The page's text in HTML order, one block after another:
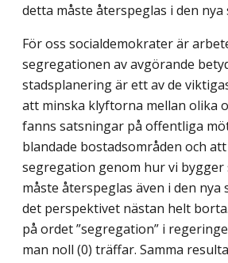
detta måste återspeglas i den
För oss socialdemokrater är
segregationen av avgörande
stadsplanering är ett av de
att minska klyftorna mellan olika
fanns satsningar på offentliga
blandade bostads­områden och
segregation genom hur vi bygger
måste åter­speglas även i den
det perspektivet nästan helt
på ordet ”segregation” i
man noll (0) träffar. Samma